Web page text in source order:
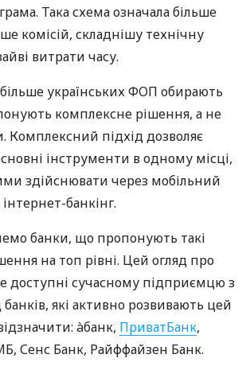
Така схема означала більше
комісій, складнішу технічну
витрати часу.
українських ФОП обирають
комплексне рішення, а не
Комплексний підхід дозволяє
інструменти в одному місці,
здійснювати через мобільний
банкінг.
банки, що пропонують такі
на топ рівні. Цей огляд про
доступні сучасному підприємцю з
які активно розвивають цей
àбанк, ПриватБанк,
Сенс Банк, Райффайзен Банк.